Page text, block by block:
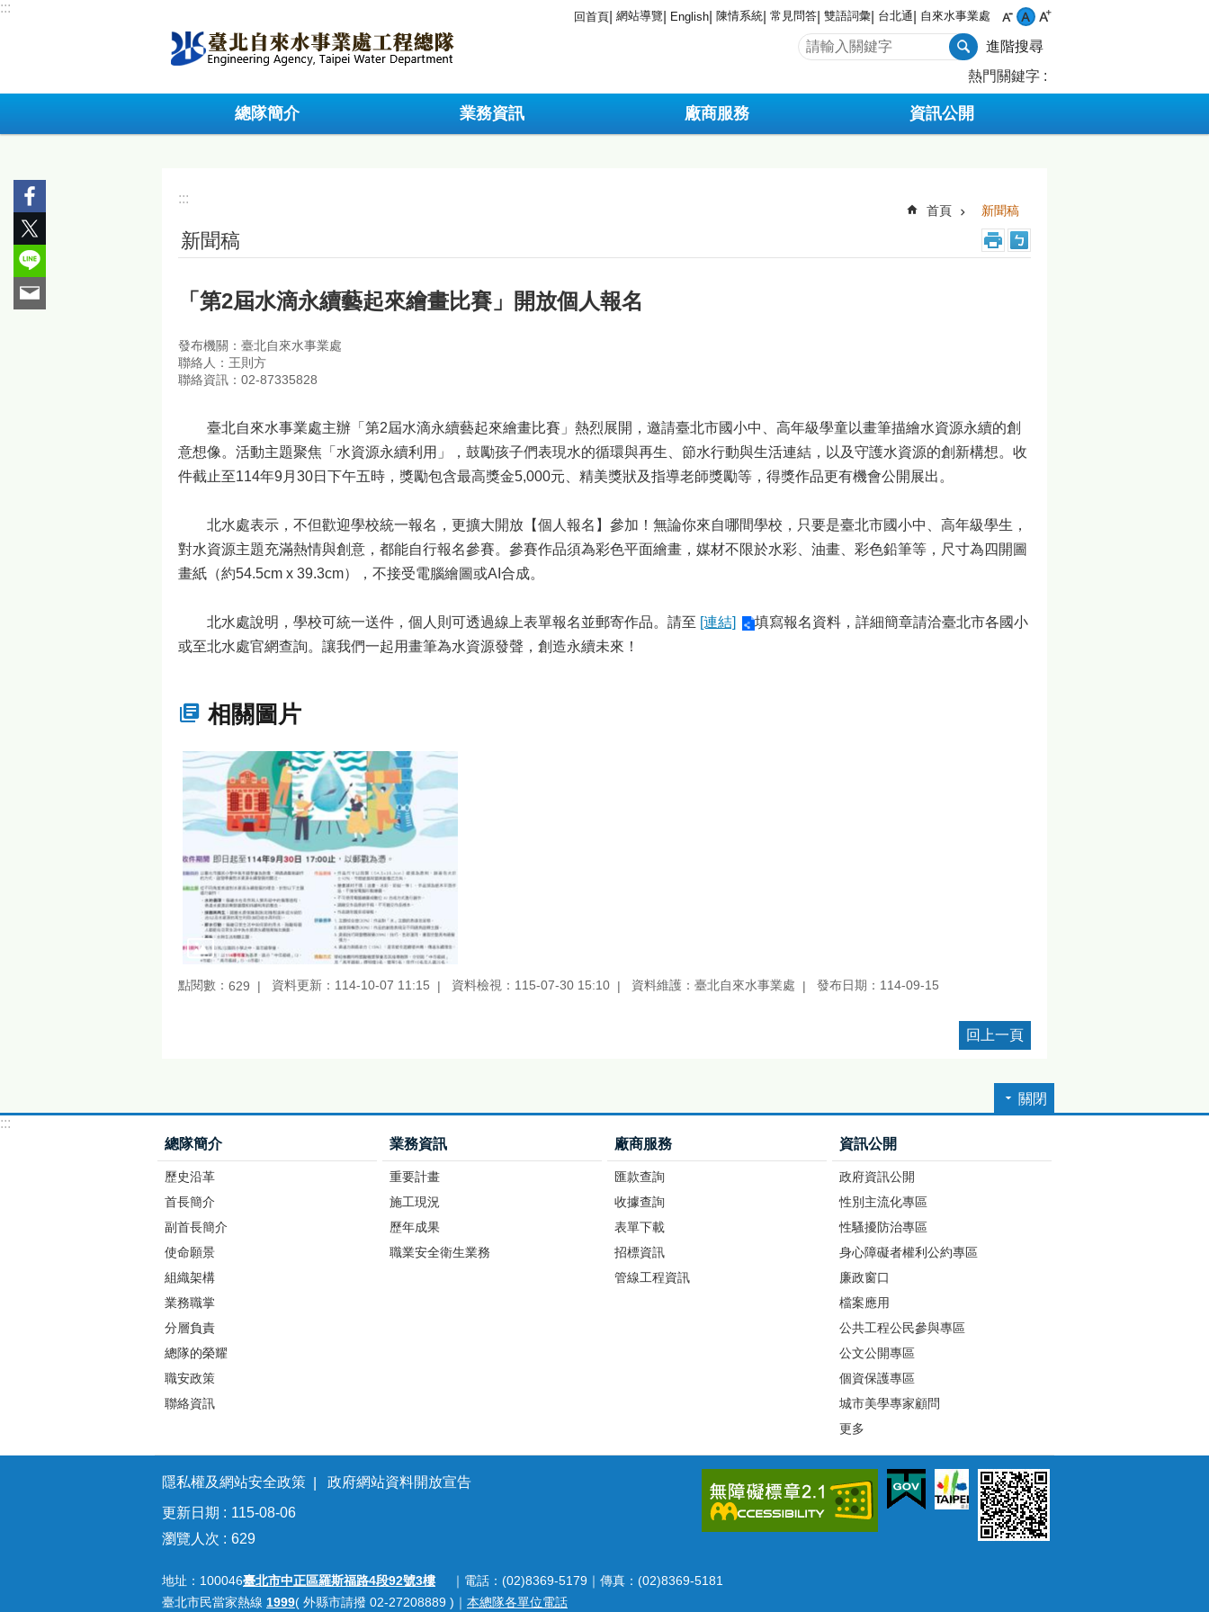
跳到主要內容區塊
:::
回首頁 網站導覽 English 陳情系統 常見問答 雙語詞彙 台北通 自來水事業處
進階搜尋
熱門關鍵字
總隊簡介 業務資訊 廠商服務 資訊公開
:::
首頁 新聞稿
新聞稿
「第2屆水滴永續藝起來繪畫比賽」開放個人報名
發布機關：臺北自來水事業處
聯絡人：王則方
聯絡資訊：02-87335828
臺北自來水事業處主辦「第2屆水滴永續藝起來繪畫比賽」熱烈展開，邀請臺北市國小中、高年級學童以畫筆描繪水資源永續的創
意想像。活動主題聚焦「水資源永續利用」，鼓勵孩子們表現水的循環與再生、節水行動與生活連結，以及守護水資源的創新構想。收
件截止至114年9月30日下午五時，獎勵包含最高獎金5,000元、精美獎狀及指導老師獎勵等，得獎作品更有機會公開展出。
北水處表示，不但歡迎學校統一報名，更擴大開放【個人報名】參加！無論你來自哪間學校，只要是臺北市國小中、高年級學生，
對水資源主題充滿熱情與創意，都能自行報名參賽。參賽作品須為彩色平面繪畫，媒材不限於水彩、油畫、彩色鉛筆等，尺寸為四開圖
畫紙（約54.5cm x 39.3cm），不接受電腦繪圖或AI合成。
北水處說明，學校可統一送件，個人則可透過線上表單報名並郵寄作品。請至 [連結]
填寫報名資料，詳細簡章請洽臺北市各國小
或至北水處官網查詢。讓我們一起用畫筆為水資源發聲，創造永續未來！
相關圖片
點閱數： 629 資料更新：114-10-07 11:15 資料檢視：115-07-30 15:10 資料維護：臺北自來水事業處 發布日期：114-09-15
回上一頁
關閉
:::
總隊簡介
歷史沿革
首長簡介
副首長簡介
使命願景
組織架構
業務職掌
分層負責
總隊的榮耀
職安政策
聯絡資訊
業務資訊
重要計畫
施工現況
歷年成果
職業安全衛生業務
廠商服務
匯款查詢
收據查詢
表單下載
招標資訊
管線工程資訊
資訊公開
政府資訊公開
性別主流化專區
性騷擾防治專區
身心障礙者權利公約專區
廉政窗口
檔案應用
公共工程公民參與專區
公文公開專區
個資保護專區
城市美學專家顧問
更多
隱私權及網站安全政策
政府網站資料開放宣告
更新日期
115-08-06
瀏覽人次
629
地址：100046臺北市中正區羅斯福路4段92號3樓｜電話：(02)8369-5179｜傳真：(02)8369-5181
臺北市民當家熱線 1999( 外縣市請撥 02-27208889 )｜ 本總隊各單位電話